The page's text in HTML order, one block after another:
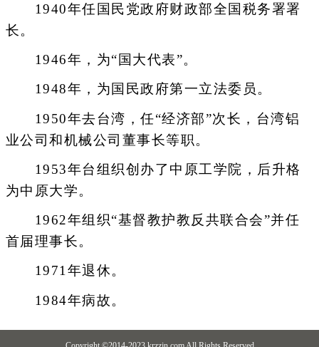
1940年任国民党政府财政部全国税务署署
长。
1946年，为“国大代表”。
1948年，为国民政府第一立法委员。
1950年去台湾，任“经济部”次长，台湾铝
业公司和机械公司董事长等职。
1953年台组织创办了中原工学院，后升格
为中原大学。
1962年组织“基督教护教反共联合会”并任
首届理事长。
1971年退休。
1984年病故。